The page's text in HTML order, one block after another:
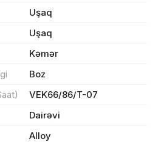
Uşaq
Uşaq
Kəmər
Boz
VEK66/86/T-07
Dairəvi
Alloy
əlavə edildi